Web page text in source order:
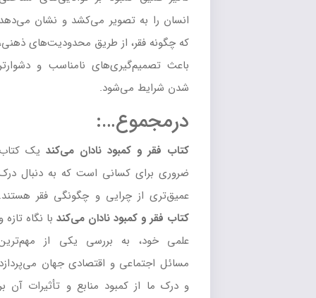
انسان را به تصویر می‌کشد و نشان می‌دهد
که چگونه فقر، از طریق محدودیت‌های ذهنی،
باعث تصمیم‌گیری‌های نامناسب و دشوارتر
شدن شرایط می‌شود.
درمجموع…:
فقر و کمبود نادان می‌کند یک کتاب
ضروری برای کسانی است که به دنبال درک
عمیق‌تری از چرایی و چگونگی فقر هستند.
کتاب فقر و کمبود نادان می‌کندبا نگاه تازه و
علمی خود، به بررسی یکی از مهم‌ترین
مسائل اجتماعی و اقتصادی جهان می‌پردازد
و درک ما از کمبود منابع و تأثیرات آن بر